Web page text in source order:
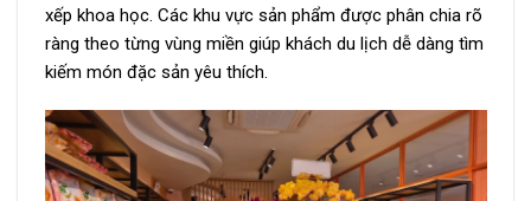
xếp khoa học. Các khu vực sản phẩm được phân chia rõ
ràng theo từng vùng miền giúp khách du lịch dễ dàng tìm
kiếm món đặc sản yêu thích.